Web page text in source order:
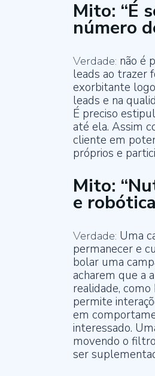
Mito: “É
número
Verdade: não é
leads ao trazer
exorbitante
leads e na
É preciso
até ela. Assim
cliente em
próprios e
Mito:
e
Verdade: Uma
permanecer e
bolar uma
acharem que a
realidade,
permite
em
interessado.
movendo o
ser